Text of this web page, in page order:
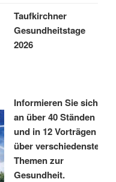
Taufkirchner
Gesundheitstage
2026
Informieren Sie sich
an über 40 Ständen
und in 12 Vorträgen
über verschiedenste
Themen zur
Gesundheit.